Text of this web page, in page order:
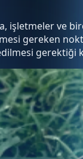
işletmeler
gereken